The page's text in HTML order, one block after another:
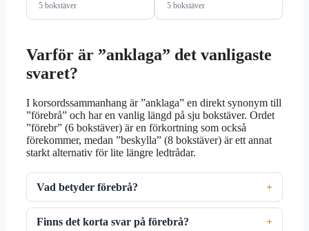
5 bokstäver 5 bokstäver
Varför är ”anklaga” det vanligaste
svaret?
I korsordssammanhang är ”anklaga” en direkt synonym till
”förebrå” och har en vanlig längd på sju bokstäver. Ordet
”förebr” (6 bokstäver) är en förkortning som också
förekommer, medan ”beskylla” (8 bokstäver) är ett annat
starkt alternativ för lite längre ledtrådar.
Vad betyder förebrå?
Finns det korta svar på förebrå?